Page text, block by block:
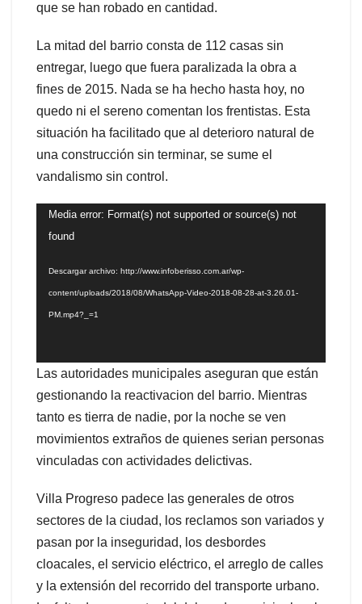
que se han robado en cantidad.
La mitad del barrio consta de 112 casas sin
entregar, luego que fuera paralizada la obra a
fines de 2015. Nada se ha hecho hasta hoy, no
quedo ni el sereno comentan los frentistas. Esta
situación ha facilitado que al deterioro natural de
una construcción sin terminar, se sume el
vandalismo sin control.
Reproductor
de
Media error: Format(s) not supported or source(s) not
found
Descargar archivo: http://www.infoberisso.com.ar/wp-
content/uploads/2018/08/WhatsApp-Video-2018-08-28-at-3.26.01-
PM.mp4?_=1
Las autoridades municipales aseguran que están
gestionando la reactivacion del barrio. Mientras
tanto es tierra de nadie, por la noche se ven
movimientos extraños de quienes serian personas
vinculadas con actividades delictivas.
Villa Progreso padece las generales de otros
sectores de la ciudad, los reclamos son variados y
pasan por la inseguridad, los desbordes
cloacales, el servicio eléctrico, el arreglo de calles
y la extensión del recorrido del transporte urbano.